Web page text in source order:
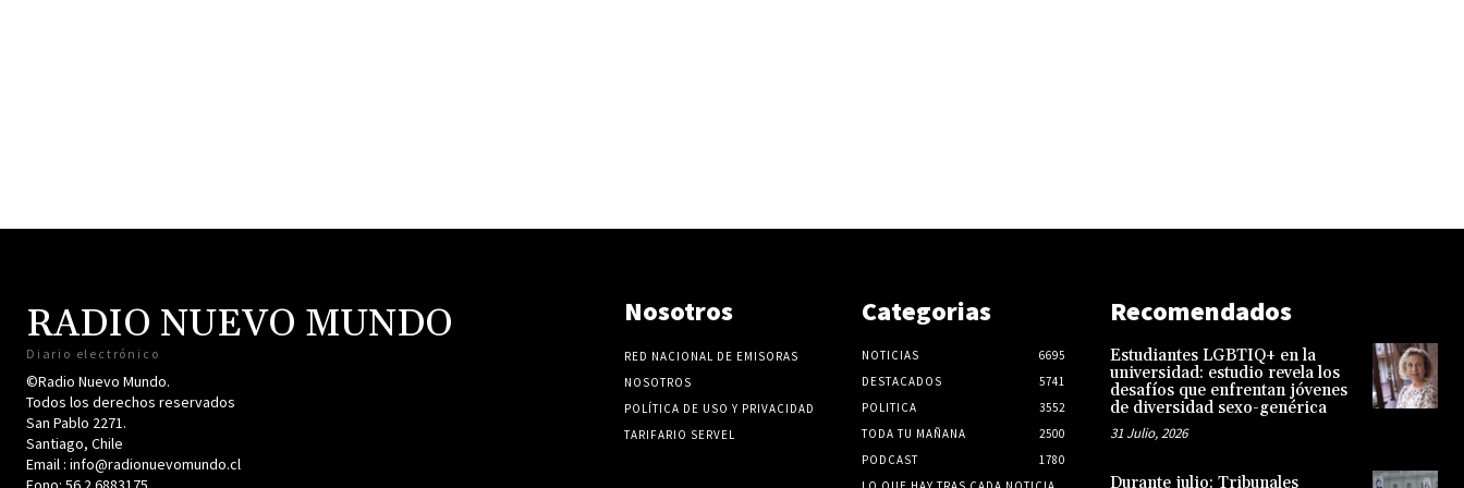
RADIO NUEVO MUNDO
Diario electrónico
©Radio Nuevo Mundo.
Todos los derechos reservados
San Pablo 2271.
Santiago, Chile
Email : info@radionuevomundo.cl
Nosotros
RED NACIONAL DE EMISORAS
NOSOTROS
POLÍTICA DE USO Y PRIVACIDAD
TARIFARIO SERVEL
Categorias
NOTICIAS
6695
DESTACADOS
5741
POLITICA
3552
TODA TU MAÑANA
2500
PODCAST
1780
Recomendados
Estudiantes LGBTIQ+ en la
universidad: estudio revela los
desafíos que enfrentan jóvenes
de diversidad sexo-genérica
31 Julio, 2026
Durante julio: Tribunales